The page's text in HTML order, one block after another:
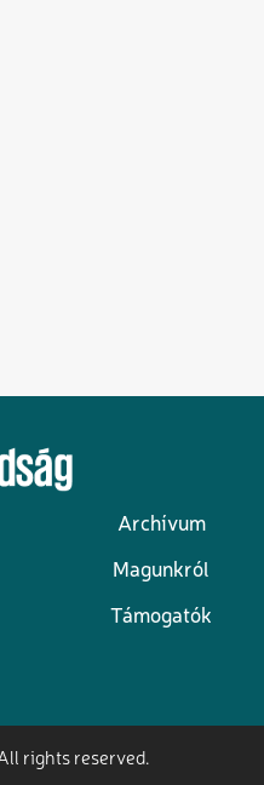
Archívum
Magunkról
Támogatók
rights reserved.